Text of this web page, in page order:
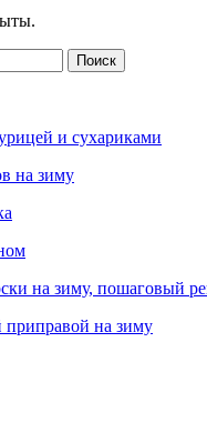
и сухариками
на зиму
на зиму, пошаговый
приправой на зиму